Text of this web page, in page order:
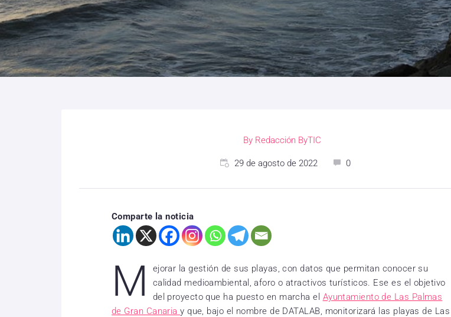
By Redacción ByTIC
29 de agosto de 2022 0
Comparte la noticia
M
ejorar la gestión de sus playas, con datos que permitan conocer su
calidad medioambiental, aforo o atractivos turísticos. Ese es el objetivo
del proyecto que ha puesto en marcha el Ayuntamiento de Las Palmas
de Gran Canariay que, bajo el nombre de DATALAB, monitorizará las playas de Las